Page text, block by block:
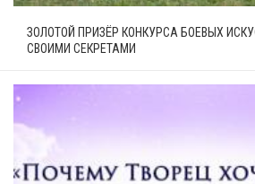
ЗОЛОТОЙ ПРИЗЁР КОНКУРСА БОЕВЫХ
СВОИМИ СЕКРЕТАМИ